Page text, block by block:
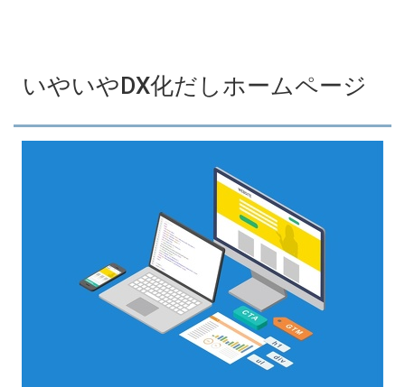
いやいやDX化だしホームページ